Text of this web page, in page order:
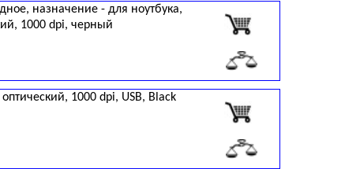
назначение - для ноутбука,
1000 dpi, черный
1000 dpi, USB, Black